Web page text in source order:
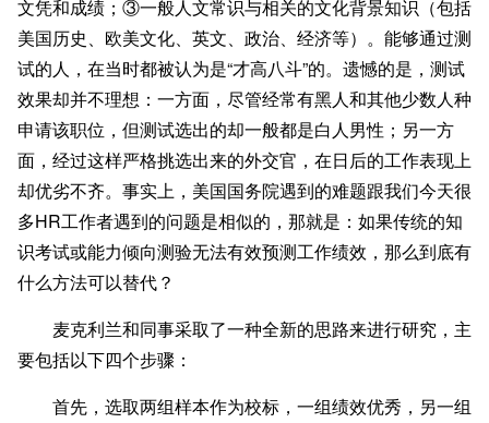
文凭和成绩；③一般人文常识与相关的文化背景知识（包括
美国历史、欧美文化、英文、政治、经济等）。能够通过测
试的人，在当时都被认为是“才高八斗”的。遗憾的是，测试
效果却并不理想：一方面，尽管经常有黑人和其他少数人种
申请该职位，但测试选出的却一般都是白人男性；另一方
面，经过这样严格挑选出来的外交官，在日后的工作表现上
却优劣不齐。事实上，美国国务院遇到的难题跟我们今天很
多HR工作者遇到的问题是相似的，那就是： 如果传统的知
识考试或能力倾向测验无法有效预测工作绩效，那么到底有
什么方法可以替代？
麦克利兰和同事采取了一种全新的思路来进行研究，主
要包括以下四个步骤：
首先，选取两组样本作为校标，一组绩效优秀，另一组